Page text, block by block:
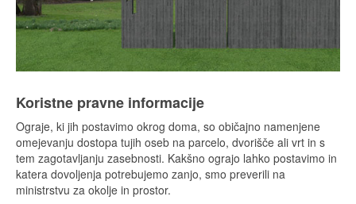
Koristne pravne informacije
Ograje, ki jih postavimo okrog doma, so običajno namenjene
omejevanju dostopa tujih oseb na parcelo, dvorišče ali vrt in s
tem zagotavljanju zasebnosti. Kakšno ograjo lahko postavimo in
katera dovoljenja potrebujemo zanjo, smo preverili na
ministrstvu za okolje in prostor.